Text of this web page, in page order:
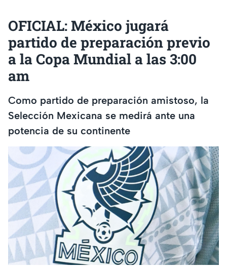
OFICIAL: México jugará
partido de preparación previo
a la Copa Mundial a las 3:00
am
Como partido de preparación amistoso, la
Selección Mexicana se medirá ante una
potencia de su continente